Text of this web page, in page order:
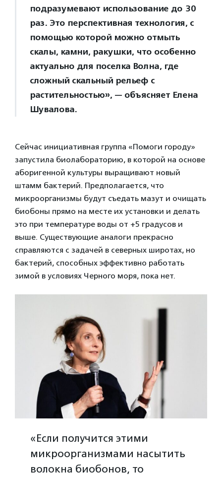
подразумевают использование до 30
раз. Это перспективная технология, с
помощью которой можно отмыть
скалы, камни, ракушки, что особенно
актуально для поселка Волна, где
сложный скальный рельеф с
растительностью», — объясняет Елена
Шувалова.
Сейчас инициативная группа «Помоги городу»
запустила биолабораторию, в которой на основе
аборигенной культуры выращивают новый
штамм бактерий. Предполагается, что
микроорганизмы будут съедать мазут и очищать
биобоны прямо на месте их установки и делать
это при температуре воды от +5 градусов и
выше. Существующие аналоги прекрасно
справляются с задачей в северных широтах, но
бактерий, способных эффективно работать
зимой в условиях Черного моря, пока нет.
«Если получится этими
микроорганизмами насытить
волокна биобонов, то